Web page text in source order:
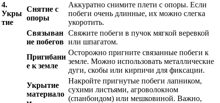
4.
Укры
тие
Снятие с
опоры
Аккуратно снимите плети с опоры. Если
побеги очень длинные, их можно слегка
укоротить.
Связыван
ие побегов
Свяжите побеги в пучок мягкой веревкой
или шпагатом.
Пригибани
е к земле
Осторожно пригните связанные побеги к
земле. Можно использовать металлические
дуги, скобы или кирпичи для фиксации.
Укрытие
материало
Накройте пригнутые побеги лапником,
сухими листьями, агроволокном
(спанбондом) или мешковиной. Важно,